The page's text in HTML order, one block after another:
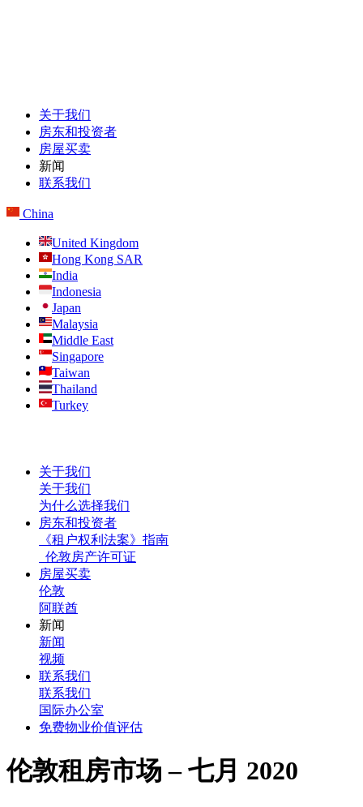
关于我们
房东和投资者
房屋买卖
新闻
联系我们
China
United Kingdom
Hong Kong SAR
India
Indonesia
Japan
Malaysia
Middle East
Singapore
Taiwan
Thailand
Turkey
关于我们
关于我们
为什么选择我们
房东和投资者
《租户权利法案》指南
伦敦房产许可证
房屋买卖
伦敦
阿联酋
新闻
新闻
视频
联系我们
联系我们
国际办公室
免费物业价值评估
伦敦租房市场 – 七月 2020